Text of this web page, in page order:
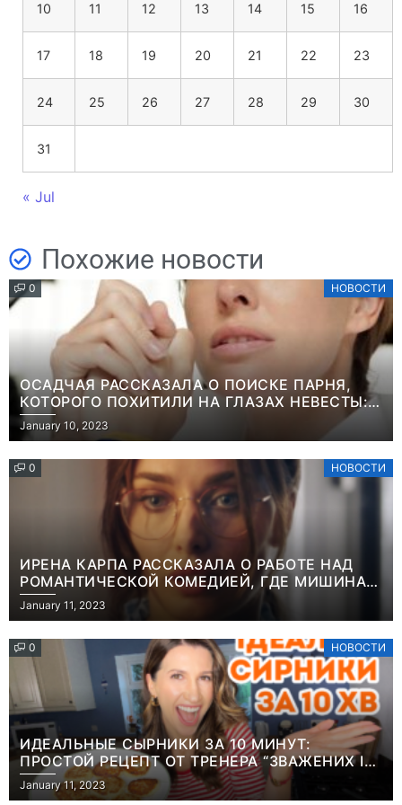
10 11 12 13 14 15 16
17 18 19 20 21 22 23
24 25 26 27 28 29 30
31
« Jul
Похожие новости
0 НОВОСТИ
ОСАДЧАЯ РАССКАЗАЛА О ПОИСКЕ ПАРНЯ,
КОТОРОГО ПОХИТИЛИ НА ГЛАЗАХ НЕВЕСТЫ:
“ОН ВЕСЬ УДАР ПРИНЯЛ НА СЕБЯ”
January 10, 2023
0 НОВОСТИ
ИРЕНА КАРПА РАССКАЗАЛА О РАБОТЕ НАД
РОМАНТИЧЕСКОЙ КОМЕДИЕЙ, ГДЕ МИШИНА В
РОЛИ МАТЕРИ-ОДИНОЧКИ
January 11, 2023
0 НОВОСТИ
ИДЕАЛЬНЫЕ СЫРНИКИ ЗА 10 МИНУТ:
ПРОСТОЙ РЕЦЕПТ ОТ ТРЕНЕРА “ЗВАЖЕНИХ І
ЩАСЛИВИХ” АНИТЫ ЛУЦЕНКО
January 11, 2023